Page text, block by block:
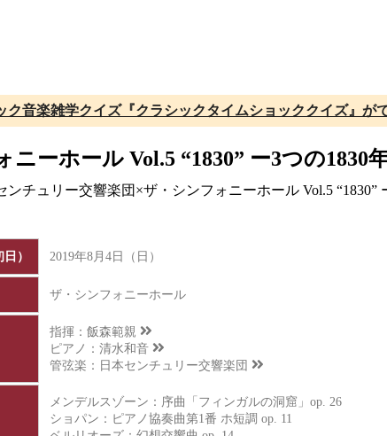
ク音楽雑学クイズ『クラシックタイムショッククイズ』が
ーホール Vol.5 “1830” ー3つの
チュリー交響楽団×ザ・シンフォニーホール Vol.5
） 2019年8月4日（日）
ザ・シンフォニーホール
指揮： 飯森範親
ピアノ： 清水和音
管弦楽： 日本センチュリー交響楽団
メンデルスゾーン：序曲「フィンガルの洞窟」op. 26
ショパン：ピアノ協奏曲第1番 ホ短調 op. 11